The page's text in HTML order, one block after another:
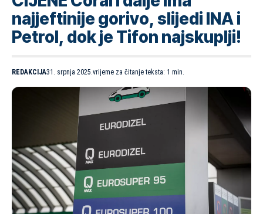
najjeftinije gorivo, slijedi INA i
Petrol, dok je Tifon najskuplji!
REDAKCIJA31. srpnja 2025.vrijeme za čitanje teksta: 1 min.